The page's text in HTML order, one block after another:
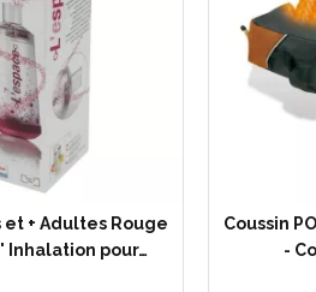
et + Adultes Rouge
Inhalation pour…
Coussin
-